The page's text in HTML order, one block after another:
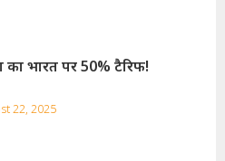
का भारत पर 50% टैरिफ!
22, 2025